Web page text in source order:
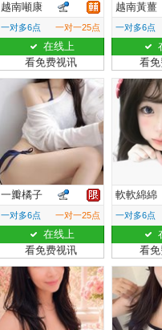
越南噸康
一对多6点 一对一25点
在线上
看免费视讯
越南黃薑
一对多6点
看
一瓣橘子
一对多6点 一对一25点
在线上
看免费视讯
軟軟綿綿
一对多6点
看